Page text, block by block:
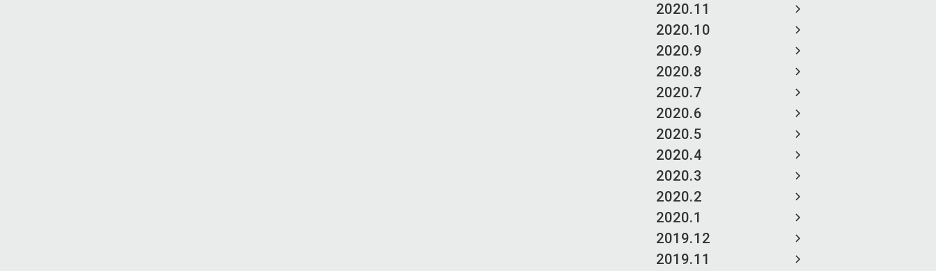
2020.11
2020.10
2020.9
2020.8
2020.7
2020.6
2020.5
2020.4
2020.3
2020.2
2020.1
2019.12
2019.11